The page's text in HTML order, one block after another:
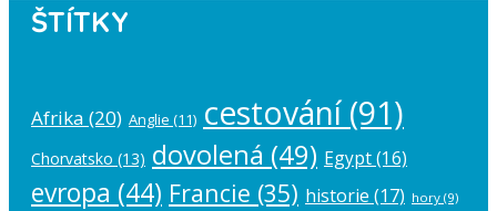
ŠTÍTKY
Afrika (20) Anglie (11) cestování(91)
Chorvatsko (13) dovolená (49) Egypt(16)
evropa (44) Francie (35) historie (17) hory (9)